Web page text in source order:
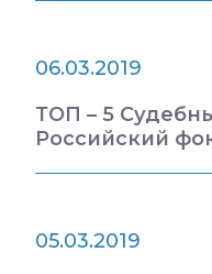
06.03.2019
ТОП – 5
Российский
05.03.2019